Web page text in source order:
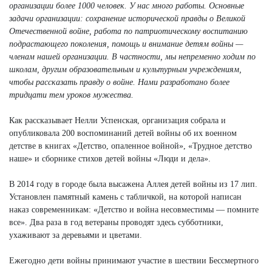
организации более 1000 человек. У нас много работы. Основные
задачи организации: сохранение исторической правды о Великой
Отечественной войне, работа по патриотическому воспитанию
подрастающего поколения, помощь и внимание детям войны —
членам нашей организации. В частности, мы непременно ходим по
школам, другим образовательным и культурным учреждениям,
чтобы рассказать правду о войне. Нами разработано более
тридцати тем уроков мужества.
Как рассказывает Нелли Успенская, организация собрала и
опубликовала 200 воспоминаний детей войны об их военном
детстве в книгах «Детство, опаленное войной», «Трудное детство
наше» и сборнике стихов детей войны «Люди и дела».
В 2014 году в городе была высажена Аллея детей войны из 17 лип.
Установлен памятный камень с табличкой, на которой написан
наказ современникам: «Детство и война несовместимы — помните
все». Два раза в год ветераны проводят здесь субботники,
ухаживают за деревьями и цветами.
Ежегодно дети войны принимают участие в шествии Бессмертного